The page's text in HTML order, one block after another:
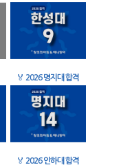
🏅 2026 명지대 합격
🏅 2026 인하대 합격